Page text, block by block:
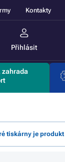
Kontakty
Přihlásit
zahrada
tiskárny je